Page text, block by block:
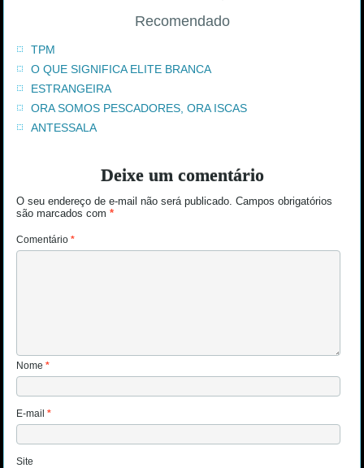
Recomendado
TPM
O QUE SIGNIFICA ELITE BRANCA
ESTRANGEIRA
ORA SOMOS PESCADORES, ORA ISCAS
ANTESSALA
Deixe um comentário
O seu endereço de e-mail não será publicado. Campos obrigatórios
são marcados com*
Comentário*
Nome*
E-mail*
Site